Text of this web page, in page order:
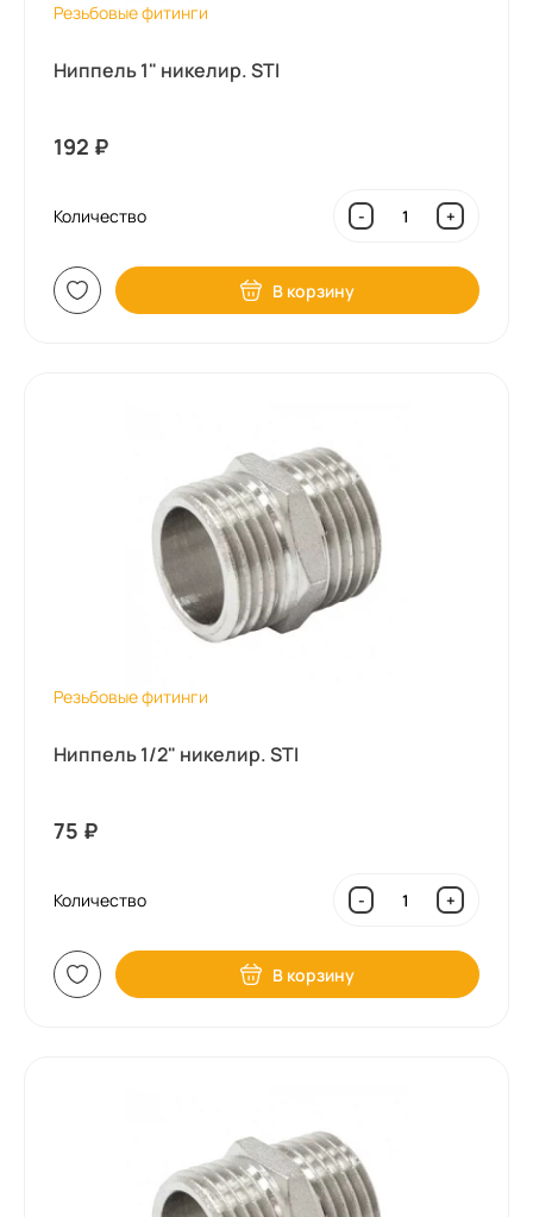
Резьбовые фитинги
Ниппель 1" никелир. STI
192 ₽
Количество - +
В корзину
Резьбовые фитинги
Ниппель 1/2" никелир. STI
75 ₽
Количество - +
В корзину